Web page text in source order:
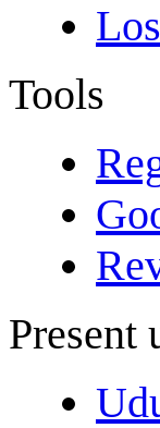
Tools
Present